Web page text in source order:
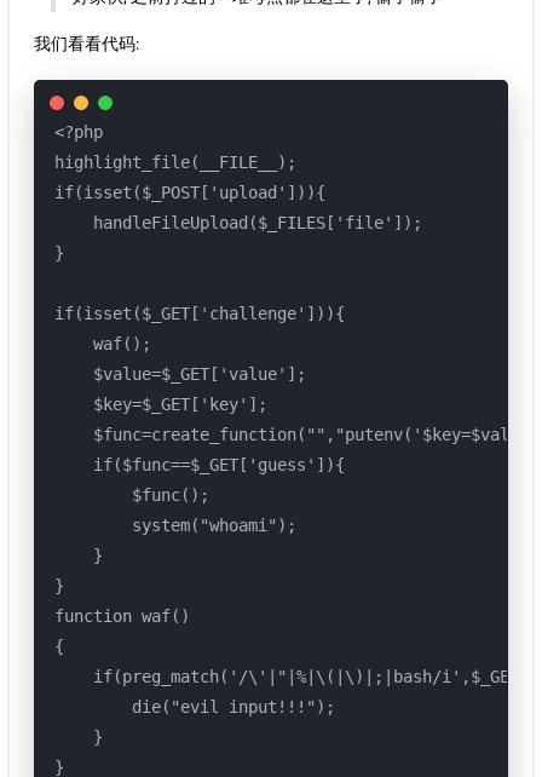
我们看看代码:
<?php
highlight_file(__FILE__);
if(isset($_POST['upload'])){
    handleFileUpload($_FILES['file']);
}
if(isset($_GET['challenge'])){
    waf();
    $value=$_GET['value'];
    $key=$_GET['key'];
    if($func==$_GET['guess']){
        $func();
        system("whoami");
    }
}
function waf()
{
if(preg_match('/\'|"|%|\(|\)|;|bash/
        die("evil input!!!");
    }
}